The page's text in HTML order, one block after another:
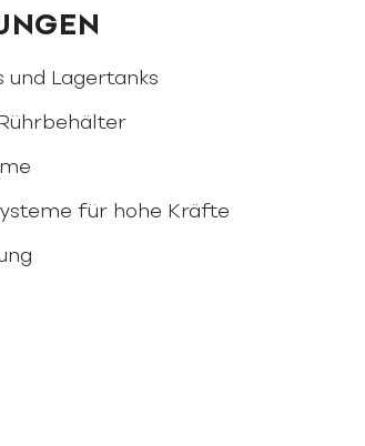
und Lagertanks
für hohe Kräfte